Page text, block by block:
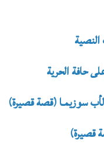
النصية
حافة الحرية
سوزيمـا (قصة قصيرة)
قصيرة)